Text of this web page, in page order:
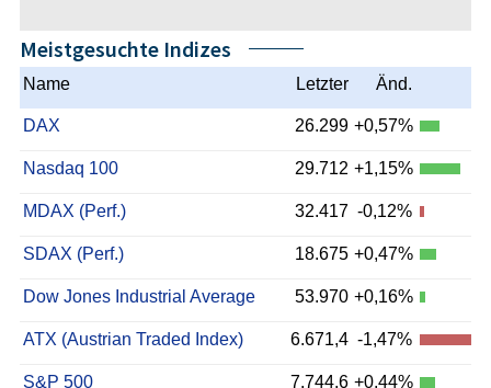
Meistgesuchte Indizes
Name Letzter Änd.
DAX 26.299 +0,57%
Nasdaq 100 29.712 +1,15%
MDAX (Perf.) 32.417 -0,12%
SDAX (Perf.) 18.675 +0,47%
Dow Jones Industrial Average 53.970 +0,16%
ATX (Austrian Traded Index) 6.671,4 -1,47%
S&P 500 7.744,6 +0,44%